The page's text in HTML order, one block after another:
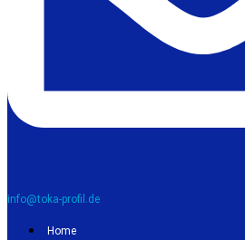
info@toka-profil.de
Home